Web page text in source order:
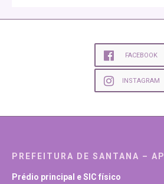
FACEBOOK
INSTAGRAM
PREFEITURA DE SANTANA – AP
Prédio principal e SIC físico